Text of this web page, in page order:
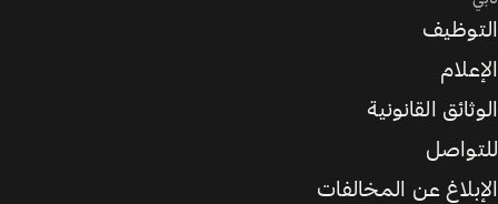
التوظيف
الإعلام
الوثائق القانونية
للتواصل
الإبلاغ عن المخالفات